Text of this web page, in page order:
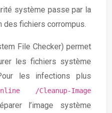
système passe par la
des fichiers corrompus.
File Checker) permet
les fichiers système
les infections plus
/Cleanup-Image
l’image système